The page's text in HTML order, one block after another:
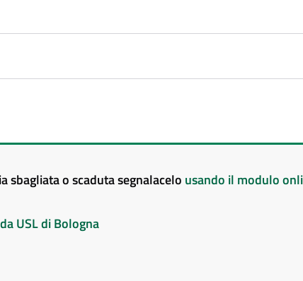
sbagliata o scaduta segnalacelo usando il modulo
USL di Bologna